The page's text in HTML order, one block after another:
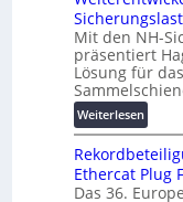
a
e
T
r
a
n
s
p
a
a
u
:
F
o
r
s
h
u
l
t
a
-
X
2
0
2
7
w
Mit den NH-
präsentiert
Lösung für
Weiterlesen:
W
e
i
t
Ethercat Plug
Das 36.